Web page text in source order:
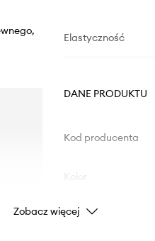
Elastyczność
DANE PRODUKTU
Kod producenta
Marka
Zobacz więcej